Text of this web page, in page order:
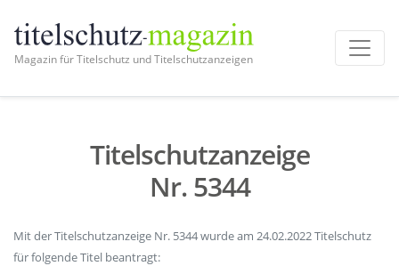
Magazin für Titelschutz und Titelschutzanzeigen
Titelschutzanzeige
Nr. 5344
Mit der Titelschutzanzeige Nr. 5344 wurde am 24.02.2022 Titelschutz
für folgende Titel beantragt: